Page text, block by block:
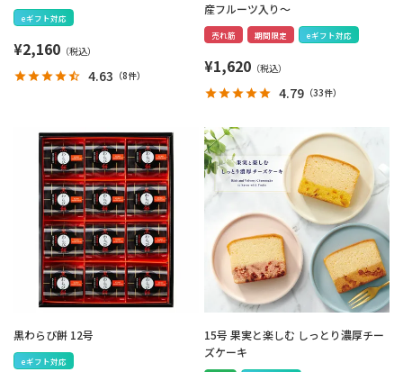
eギフト対応
¥2,160
4.63 （8件）
産フルーツ入り～
売れ筋 期間限定 eギフト対応
¥1,620
4.79 （33件）
黒わらび餅 12号
eギフト対応
15号 果実と楽しむ しっとり濃厚チー
ズケーキ